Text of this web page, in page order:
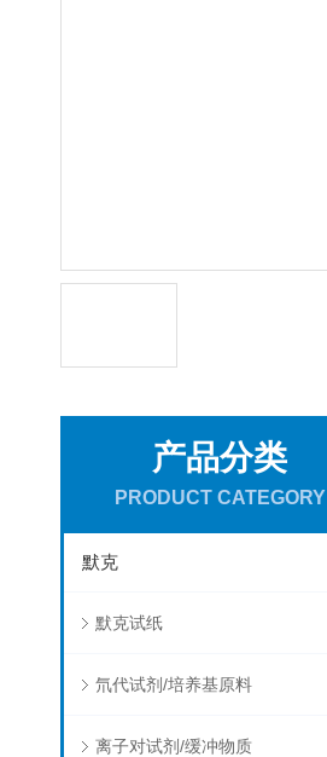
产品分类
PRODUCT CATEGORY
默克
默克试纸
氘代试剂/培养基原料
离子对试剂/缓冲物质